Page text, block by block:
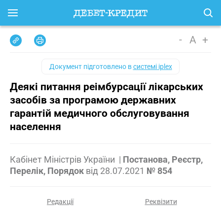
- A +
Документ підготовлено всистемі iplex
Деякі питання реімбурсації лікарських
засобів за програмою державних
гарантій медичного обслуговування
населення
Кабінет Міністрів України | Постанова, Реєстр,
Перелік, Порядок від 28.07.2021 № 854
Редакції Реквізити